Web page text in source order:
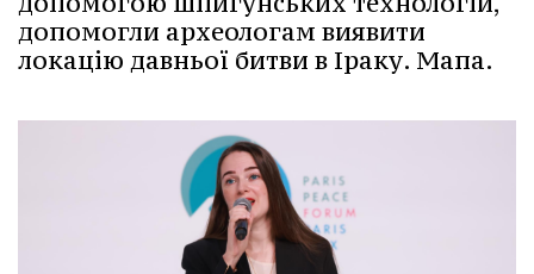
допомогли археологам виявити
локацію давньої битви в Іраку. Мапа.